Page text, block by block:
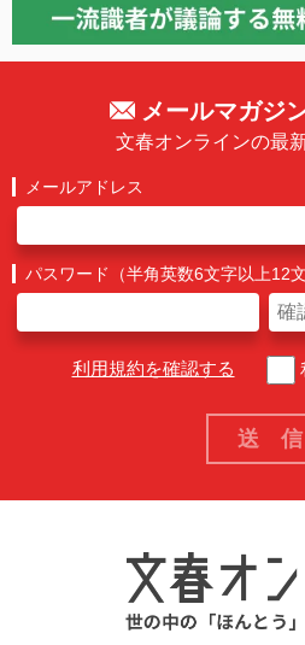
メールマガジ
文春オンラインの最
メールアドレス
パスワード（半角英数6文字以上12文
利用規約を確認する